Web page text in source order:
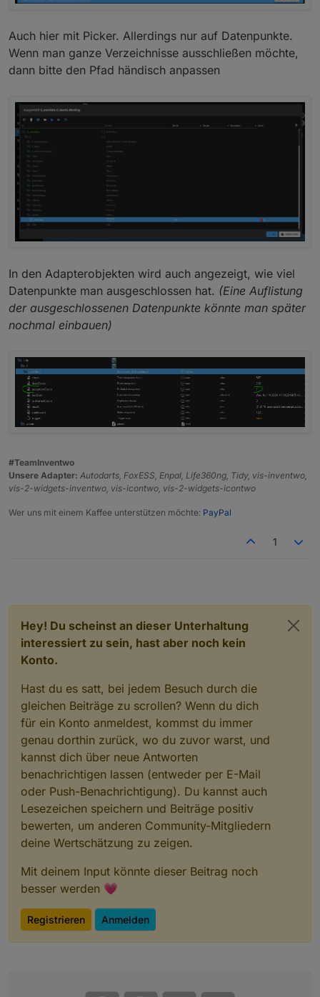
Auch hier mit Picker. Allerdings nur auf Datenpunkte.
Wenn man ganze Verzeichnisse ausschließen möchte,
dann bitte den Pfad händisch anpassen
In den Adapterobjekten wird auch angezeigt, wie viel
Datenpunkte man ausgeschlossen hat. (Eine Auflistung
der ausgeschlossenen Datenpunkte könnte man später
nochmal einbauen)
#TeamInventwo
Unsere Adapter: Autodarts, FoxESS, Enpal, Life360ng, Tidy, vis-inventwo,
vis-2-widgets-inventwo, vis-icontwo, vis-2-widgets-icontwo
Wer uns mit einem Kaffee unterstützen möchte: PayPal
1
Hey! Du scheinst an dieser Unterhaltung
interessiert zu sein, hast aber noch kein
Konto.
Hast du es satt, bei jedem Besuch durch die
gleichen Beiträge zu scrollen? Wenn du dich
für ein Konto anmeldest, kommst du immer
genau dorthin zurück, wo du zuvor warst, und
kannst dich über neue Antworten
benachrichtigen lassen (entweder per E-Mail
oder Push-Benachrichtigung). Du kannst auch
Lesezeichen speichern und Beiträge positiv
bewerten, um anderen Community-Mitgliedern
deine Wertschätzung zu zeigen.
Mit deinem Input könnte dieser Beitrag noch
besser werden 💗
Registrieren Anmelden